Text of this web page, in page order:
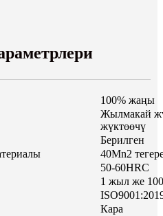
100% жаңы
Жылмакай
жүктөөчү
Берилген
40Mn2
50-60HRC
1 жыл же
Кара